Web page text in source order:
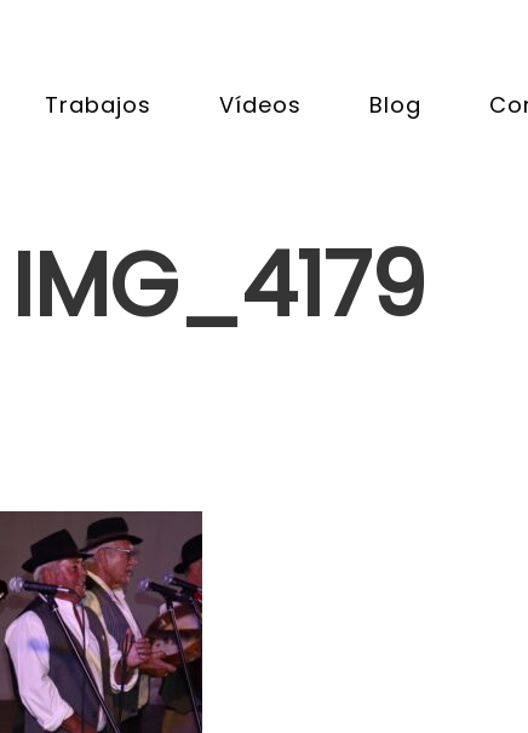
Trabajos Vídeos Blog
IMG_4179